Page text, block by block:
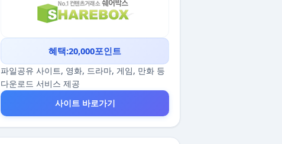
혜택:20,000포인트
파일공유 사이트, 영화, 드라마, 게임, 만화 등
다운로드 서비스 제공
사이트 바로가기